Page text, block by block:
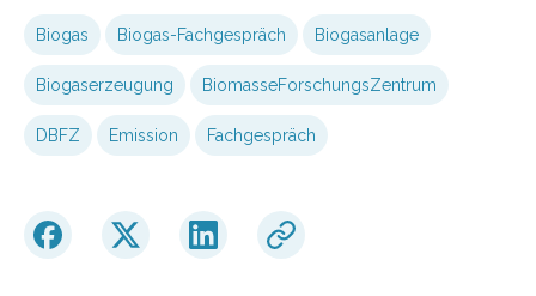
Biogas Biogas-Fachgespräch Biogasanlage
Biogaserzeugung BiomasseForschungsZentrum
DBFZ Emission Fachgespräch